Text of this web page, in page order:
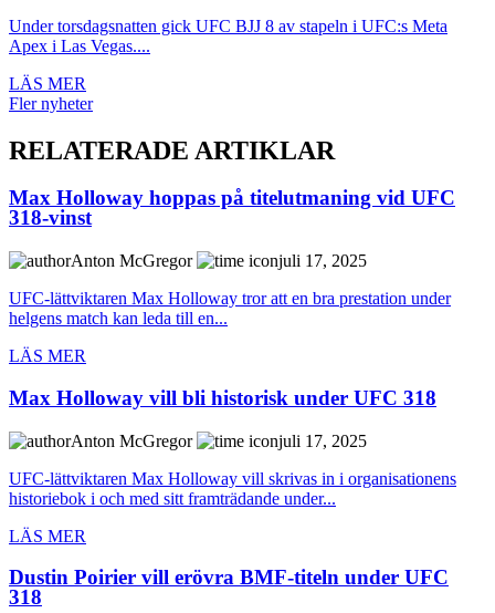
Under torsdagsnatten gick UFC BJJ 8 av stapeln i UFC:s Meta
Apex i Las Vegas....
LÄS MER
Fler nyheter
RELATERADE ARTIKLAR
Max Holloway hoppas på titelutmaning vid UFC
318-vinst
Anton McGregor
juli 17, 2025
UFC-lättviktaren Max Holloway tror att en bra prestation under
helgens match kan leda till en...
LÄS MER
Max Holloway vill bli historisk under UFC 318
Anton McGregor
juli 17, 2025
UFC-lättviktaren Max Holloway vill skrivas in i organisationens
historiebok i och med sitt framträdande under...
LÄS MER
Dustin Poirier vill erövra BMF-titeln under UFC
318